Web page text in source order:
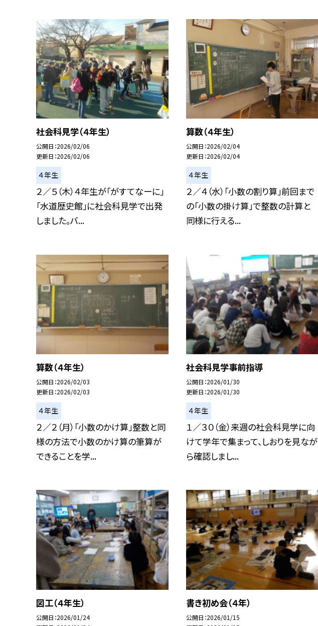
社会科見学（４年生）
公開日 2026/02/06
更新日 2026/02/06
４年生
２／５（木）４年生が「がすてなーに」
「水道歴史館」に社会科見学で出発
しました。バ...
算数（４年生）
公開日 2026/02/04
更新日 2026/02/04
４年生
２／４（水）「小数の割り算」前回まで
の「小数の掛け算」で整数の計算と
同様に行える...
算数（４年生）
公開日 2026/02/03
更新日 2026/02/03
４年生
２／２（月）「小数のかけ算」整数と同
様の方法で小数のかけ算の筆算が
できることを学...
社会科見学事前指導
公開日 2026/01/30
更新日 2026/01/30
４年生
１／３０（金）来週の社会科見学に向
けて学年で集まって、しおりを見なが
ら確認しまし...
図工（４年生）
公開日 2026/01/24
書き初め会（４年）
公開日 2026/01/15